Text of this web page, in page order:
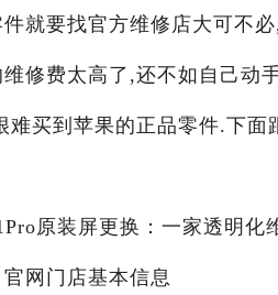
就要找官方维修店大可不
修费太高了,还不如自己动
难买到苹果的正品零件.下面
原装屏更换：一家透明化
官网门店基本信息